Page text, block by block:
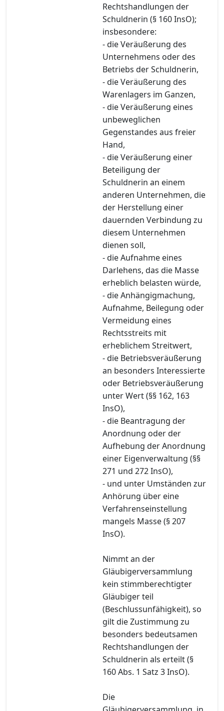
Rechtshandlungen der
Schuldnerin (§ 160 InsO);
insbesondere:
- die Veräußerung des
Unternehmens oder des
Betriebs der Schuldnerin,
- die Veräußerung des
Warenlagers im Ganzen,
- die Veräußerung eines
unbeweglichen
Gegenstandes aus freier
Hand,
- die Veräußerung einer
Beteiligung der
Schuldnerin an einem
anderen Unternehmen, die
der Herstellung einer
dauernden Verbindung zu
diesem Unternehmen
dienen soll,
- die Aufnahme eines
Darlehens, das die Masse
erheblich belasten würde,
- die Anhängigmachung,
Aufnahme, Beilegung oder
Vermeidung eines
Rechtsstreits mit
erheblichem Streitwert,
- die Betriebsveräußerung
an besonders Interessierte
oder Betriebsveräußerung
unter Wert (§§ 162, 163
InsO),
- die Beantragung der
Anordnung oder der
Aufhebung der Anordnung
einer Eigenverwaltung (§§
271 und 272 InsO),
- und unter Umständen zur
Anhörung über eine
Verfahrenseinstellung
mangels Masse (§ 207
InsO).
Nimmt an der
Gläubigerversammlung
kein stimmberechtigter
Gläubiger teil
(Beschlussunfähigkeit), so
gilt die Zustimmung zu
besonders bedeutsamen
Rechtshandlungen der
Schuldnerin als erteilt (§
160 Abs. 1 Satz 3 InsO).
Die